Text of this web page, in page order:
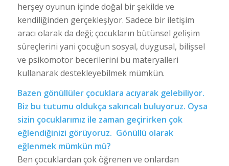
herşey oyunun içinde doğal bir şekilde ve
kendiliğinden gerçekleşiyor. Sadece bir iletişim
aracı olarak da deği; çocukların bütünsel gelişim
süreçlerini yani çocuğun sosyal, duygusal, bilişsel
ve psikomotor becerilerini bu materyalleri
kullanarak destekleyebilmek mümkün.
Bazen gönüllüler çocuklara acıyarak gelebiliyor.
Biz bu tutumu oldukça sakıncalı buluyoruz. Oysa
sizin çocuklarımız ile zaman geçirirken çok
eğlendiğinizi görüyoruz. Gönüllü olarak
eğlenmek mümkün mü?
Ben çocuklardan çok öğrenen ve onlardan